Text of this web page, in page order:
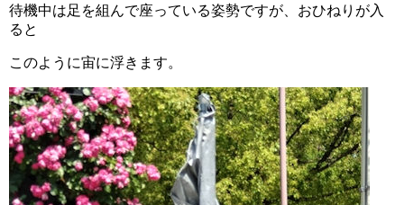
待機中は足を組んで座っている姿勢ですが、おひねりが入
ると
このように宙に浮きます。